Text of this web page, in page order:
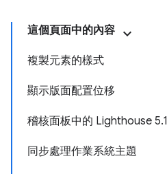
這個頁面中的內容
複製元素的樣式
顯示版面配置位移
稽核面板中的 Lighthouse 5.1
同步處理作業系統主題